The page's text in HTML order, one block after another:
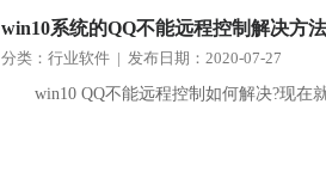
win10系统的QQ不能远程控制解决方法
分类：行业软件 | 发布日期：2020-07-27
win10 QQ不能远程控制如何解决?现在